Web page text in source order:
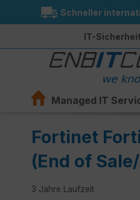
ZurSchneller
IT-
Managed IT
Fortinet
(End of
3 Jahre Laufzeit